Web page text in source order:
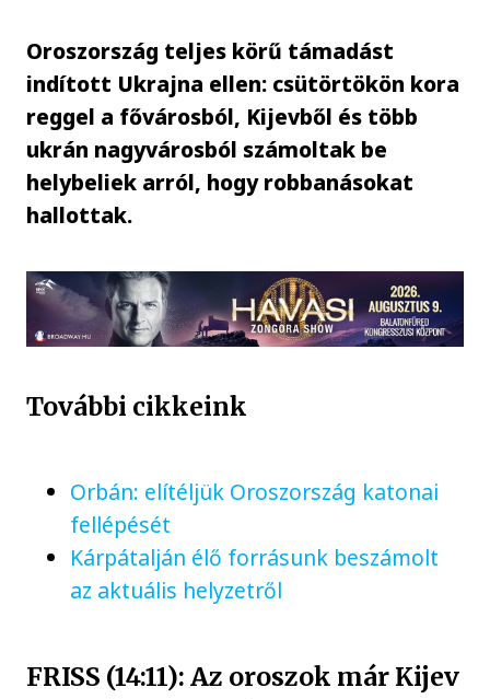
Oroszország teljes körű támadást
indított Ukrajna ellen: csütörtökön kora
reggel a fővárosból, Kijevből és több
ukrán nagyvárosból számoltak be
helybeliek arról, hogy robbanásokat
hallottak.
További cikkeink
Orbán: elítéljük Oroszország katonai
fellépését
Kárpátalján élő forrásunk beszámolt
az aktuális helyzetről
FRISS (14:11): Az oroszok már Kijev